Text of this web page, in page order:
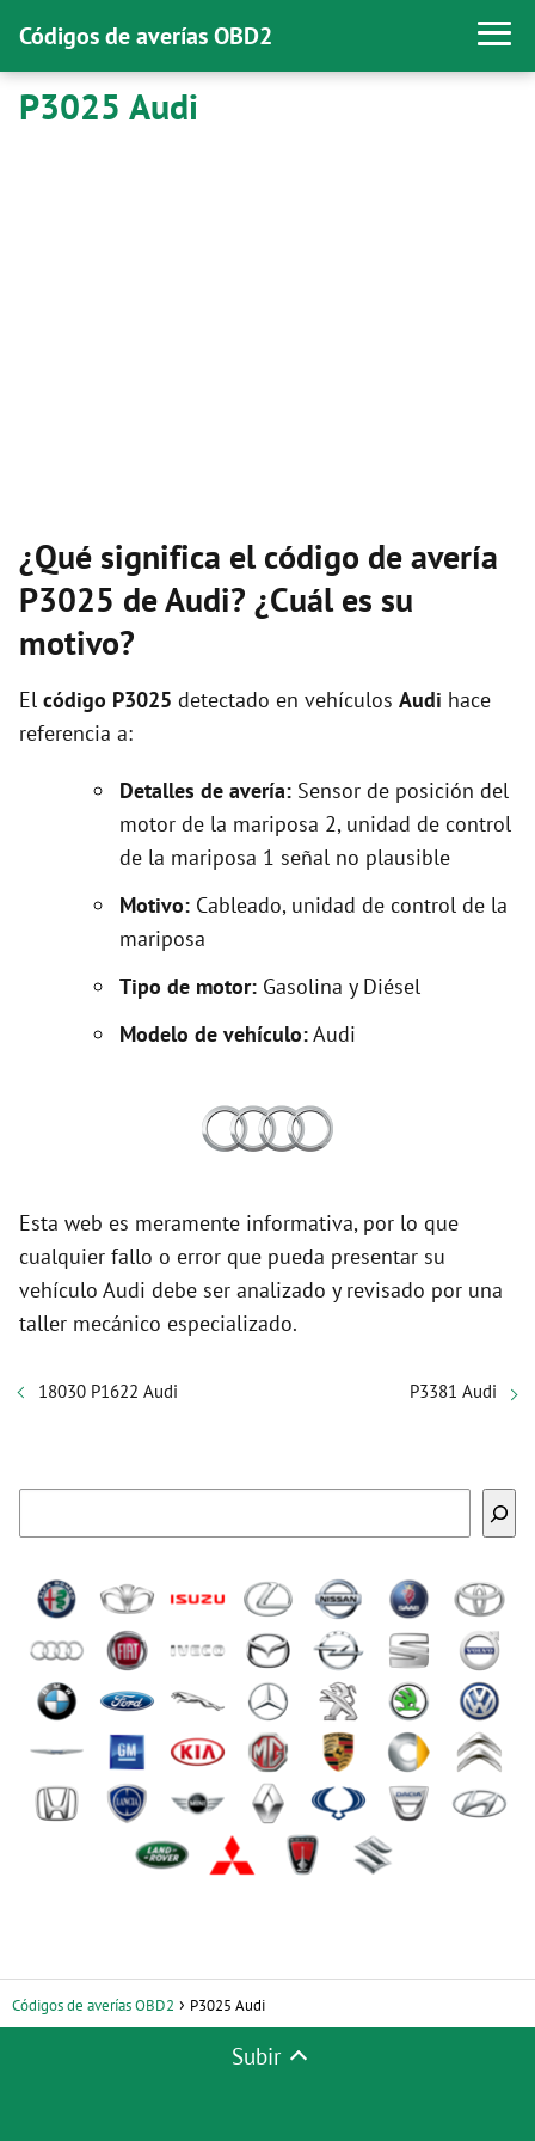
Códigos de averías OBD2
P3025 Audi
¿Qué significa el código de avería
P3025 de Audi? ¿Cuál es su
motivo?
El código P3025 detectado en vehículos Audi hace
referencia a:
Detalles de avería: Sensor de posición del
motor de la mariposa 2, unidad de control
de la mariposa 1 señal no plausible
Motivo: Cableado, unidad de control de la
mariposa
Tipo de motor: Gasolina y Diésel
Modelo de vehículo:Audi
Esta web es meramente informativa, por lo que
cualquier fallo o error que pueda presentar su
vehículo Audi debe ser analizado y revisado por una
taller mecánico especializado.
18030 P1622 Audi P3381 Audi
Códigos de averías OBD2 P3025 Audi
Subir